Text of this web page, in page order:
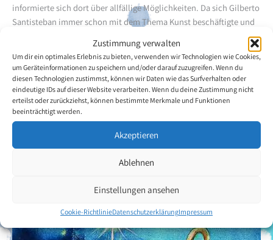
Zustimmung verwalten
Um dir ein optimales Erlebnis zu bieten, verwenden wir Technologien wie Cookies,
um Geräteinformationen zu speichern und/oder darauf zuzugreifen. Wenn du
diesen Technologien zustimmst, können wir Daten wie das Surfverhalten oder
eindeutige IDs auf dieser Website verarbeiten. Wenn du deine Zustimmung nicht
erteilst oder zurückziehst, können bestimmte Merkmale und Funktionen
beeinträchtigt werden.
Akzeptieren
Ablehnen
Einstellungen ansehen
Cookie-RichtlinieDatenschutzerklärungImpressum
informierte sich dort über allfällige Möglichkeiten. Da sich Gilberto
Santisteban immer schon mit dem Thema Kunst beschäftigte und
fussgemalten Bilder zeigen ein breites Spektrum an Motiven,
angefangen von Landschaften bis hin zu Stillleben.
Zurück zur Künstlerübersicht